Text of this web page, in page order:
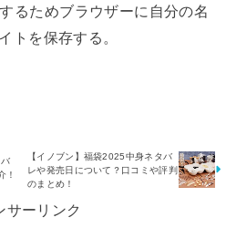
るためブラウザーに自分の名
トを保存する。
！
【イノブン】福袋2025中身ネタバ
レや発売日について？口コミや評判
のまとめ！
サーリンク